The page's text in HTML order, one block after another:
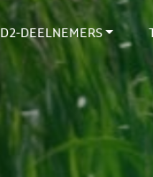
D2-DEELNEMERS